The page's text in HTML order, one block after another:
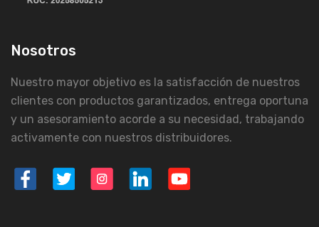
Nosotros
Nuestro mayor objetivo es la satisfacción de nuestros
clientes con productos garantizados, entrega oportuna
y un asesoramiento acorde a su necesidad, trabajando
activamente con nuestros distribuidores.